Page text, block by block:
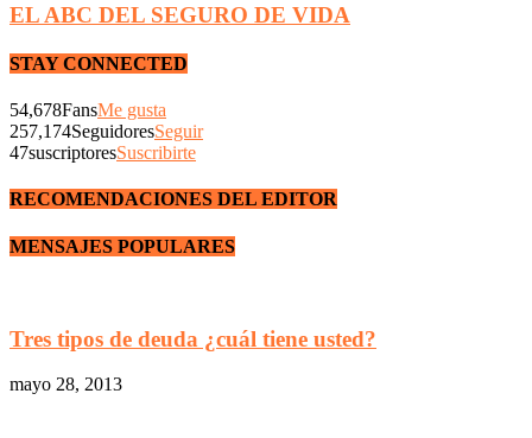
EL ABC DEL SEGURO DE VIDA
STAY CONNECTED
54,678FansMe gusta
257,174SeguidoresSeguir
47suscriptoresSuscribirte
RECOMENDACIONES DEL EDITOR
MENSAJES POPULARES
Tres tipos de deuda ¿cuál tiene usted?
mayo 28, 2013